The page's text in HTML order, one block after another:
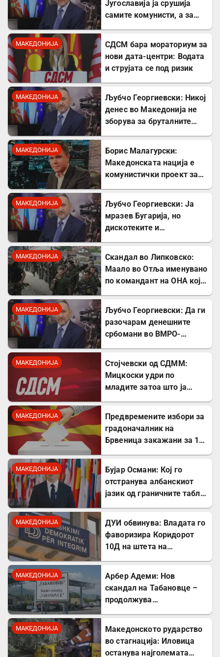
Југославија ја срушија
самите комунисти, а за
МАКЕДОНИЈА
СДСМ бара мораториум за
нови дата-центри: Водата
и струјата се под ризик
МАКЕДОНИЈА
Љубчо Георгиевски: Никој
денес во Македонија не
зборува за бруталните
МАКЕДОНИЈА
Борис Малагурски:
Македонската нација е
комунистички проект за
МАКЕДОНИЈА
Љубчо Георгиевски: Ја
мразев Бугарија, но
дискотеките и
сликата
МАКЕДОНИЈА
Скандал во Липковско:
Маало во Отља именувано
по командант на ОНА кој
МАКЕДОНИЈА
Љубчо Георгиевски: Да ги
разочарам денешните
србомани во ВМРО-
Драган Богдановски беа
против Србославија
МАКЕДОНИЈА
Стојчевски од СДММ:
Мицкоски удри по
младите затоа што ја
МАКЕДОНИЈА
Предвремените избори за
градоначалник на
Брвеница закажани за 18
МАКЕДОНИЈА
Бујар Османи: Кој го
отстранува албанскиот
јазик од граничните табли,
МАКЕДОНИЈА
ДУИ обвинува: Владата го
фаворизира Коридорот
10Д на штета на
МАКЕДОНИЈА
Арбер Адеми: Нов
скандал на Табановце –
продолжува
МАКЕДОНИЈА
Македонското рударство
во стагнација: Иловица
останува најголемата